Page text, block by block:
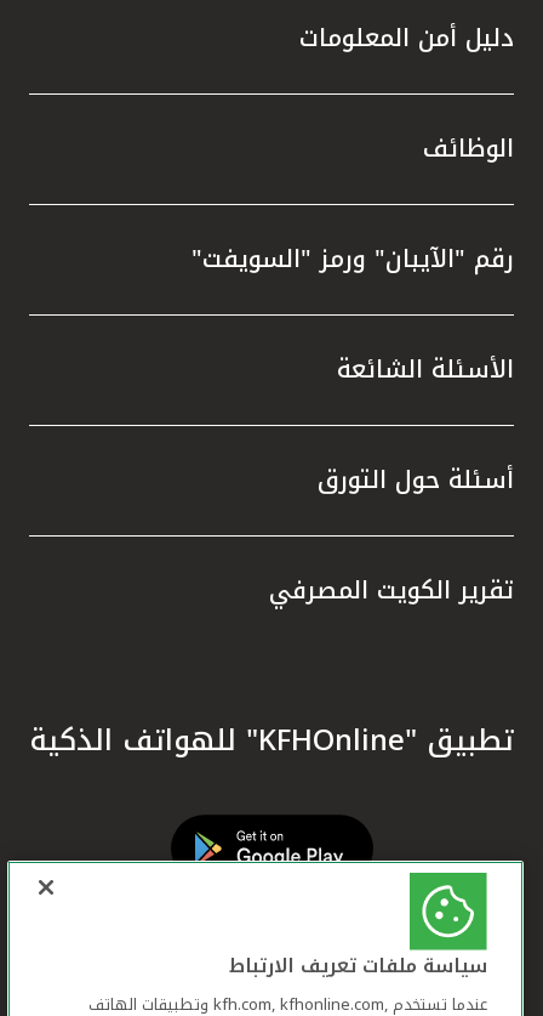
دليل أمن المعلومات
الوظائف
رقم "الآيبان" ورمز "السويفت"
الأسئلة الشائعة
أسئلة حول التورق
تقرير الكويت المصرفي
تطبيق "KFHOnline" للهواتف الذكية
سياسة ملفات تعريف الارتباط
عندما تستخدم ,kfh.com, kfhonline.com وتطبيقات الهاتف